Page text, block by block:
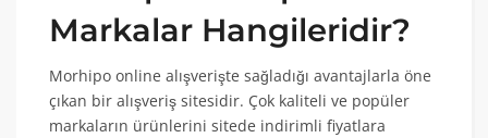
Markalar Hangileridir?
Morhipo online alışverişte sağladığı avantajlarla öne
çıkan bir alışveriş sitesidir. Çok kaliteli ve popüler
markaların ürünlerini sitede indirimli fiyatlara